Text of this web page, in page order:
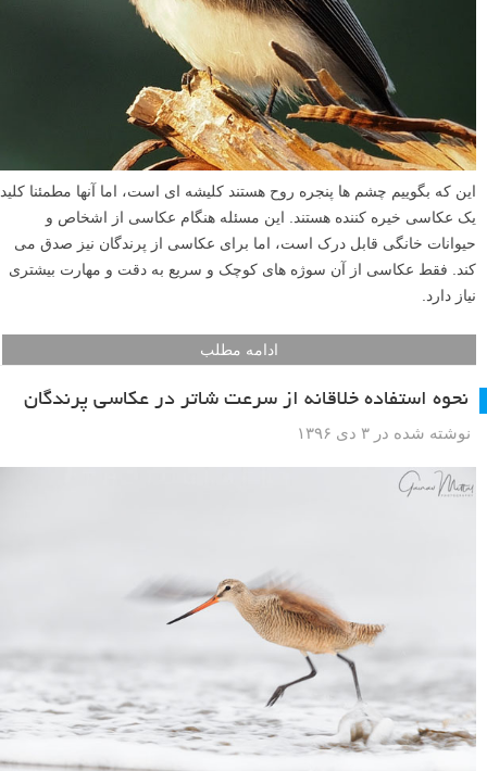
این که بگوییم چشم ها پنجره روح هستند کلیشه ای است، اما آنها مطمئنا کلید
یک عکاسی خیره کننده هستند. این مسئله هنگام عکاسی از اشخاص و
حیوانات خانگی قابل درک است، اما برای عکاسی از پرندگان نیز صدق می
کند. فقط عکاسی از آن سوژه های کوچک و سریع به دقت و مهارت بیشتری
نیاز دارد.
ادامه مطلب
نحوه استفاده خلاقانه از سرعت شاتر در عکاسی پرندگان
نوشته شده در ۳ دی ۱۳۹۶